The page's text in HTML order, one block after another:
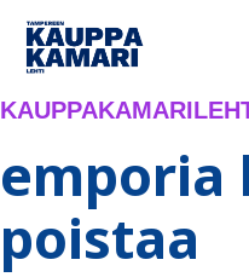
Siirry
sisältöön
emporia
poistaa